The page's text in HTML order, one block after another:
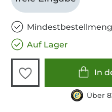
Auf Lager
In
Über